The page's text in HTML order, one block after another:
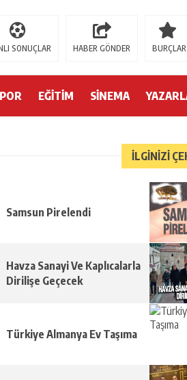
SONUÇLAR HABER GÖNDER BURÇLAR
EĞİTİM SİNEMA
İLGİNİZİ
Samsun Pirelendi
Havza Sanayi Ve Kaplıcalarla
Dirilişe Geçecek
Türkiye Almanya Ev Taşıma